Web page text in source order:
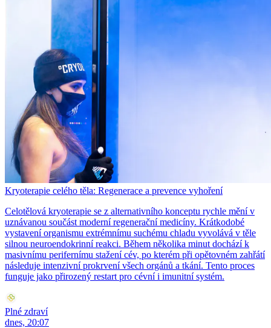
Kryoterapie celého těla: Regenerace a prevence vyhoření
Celotělová kryoterapie se z alternativního konceptu rychle mění v
uznávanou součást moderní regenerační medicíny. Krátkodobé
vystavení organismu extrémnímu suchému chladu vyvolává v těle
silnou neuroendokrinní reakci. Během několika minut dochází k
masivnímu perifernímu stažení cév, po kterém při opětovném zahřátí
následuje intenzivní prokrvení všech orgánů a tkání. Tento proces
funguje jako přirozený restart pro cévní i imunitní systém.
Plné zdraví
dnes, 20:07